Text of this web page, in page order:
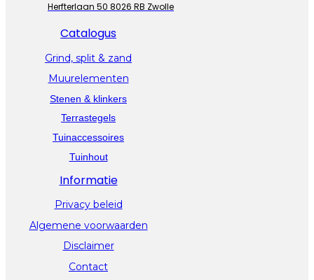
Herfterlaan 50 8026 RB Zwolle
Catalogus
Grind, split & zand
Muurelementen
Stenen & klinkers
Terrastegels
Tuinaccessoires
Tuinhout
Informatie
Privacy beleid
Algemene voorwaarden
Disclaimer
Contact